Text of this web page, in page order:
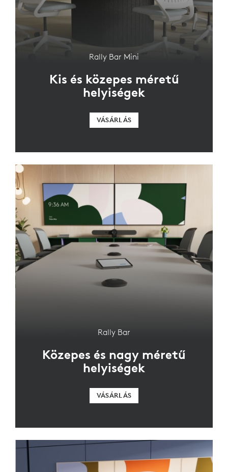
Rally Bar Mini
Kis és közepes méretű
helyiségek
VÁSÁRLÁS
Rally Bar
Közepes és nagy méretű
helyiségek
VÁSÁRLÁS